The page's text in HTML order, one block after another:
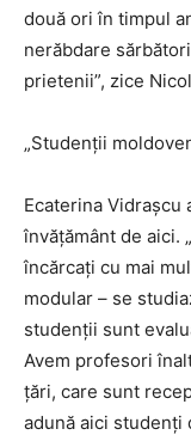
două ori în timpul
nerăbdare
prietenii”, zice
„Studenții
Ecaterina Vidrașcu
învățământ de aici.
încărcați cu mai
modular – se
studenții sunt
Avem profesori
țări, care sunt
adună aici studenți